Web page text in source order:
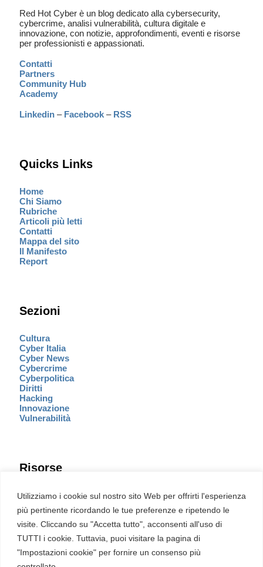
Utilizziamo i cookie sul nostro sito Web per offrirti l'esperienza
più pertinente ricordando le tue preferenze e ripetendo le
visite. Cliccando su "Accetta tutto", acconsenti all'uso di
TUTTI i cookie. Tuttavia, puoi visitare la pagina di
"Impostazioni cookie" per fornire un consenso più
Red Hot Cyber è un blog dedicato alla cybersecurity,
cybercrime, analisi vulnerabilità, cultura digitale e
innovazione, con notizie, approfondimenti, eventi e risorse
per professionisti e appassionati.
Contatti
Partners
Community Hub
Academy
Linkedin – Facebook – RSS
Quicks Links
Home
Chi Siamo
Rubriche
Articoli più letti
Contatti
Mappa del sito
Il Manifesto
Report
Sezioni
Cultura
Cyber Italia
Cyber News
Cybercrime
Cyberpolitica
Diritti
Hacking
Innovazione
Vulnerabilità
Risorse
Eventi
Fumetto Cyber
Newsletter
Servizi
Pubblicità
English